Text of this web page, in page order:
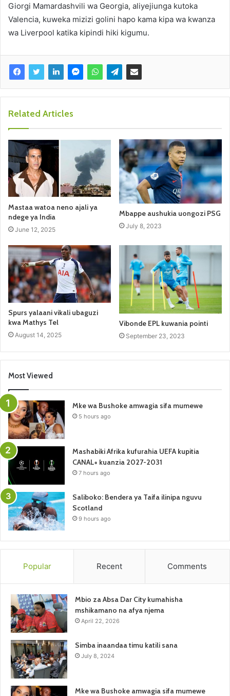
Giorgi Mamardashvili wa Georgia, aliyejiunga kutoka
Valencia, kuweka mizizi golini hapo kama kipa wa kwanza
wa Liverpool katika kipindi hiki kigumu.
Related Articles
Mastaa watoa neno ajali ya
ndege ya India
June 12, 2025
Mbappe aushukia uongozi PSG
July 8, 2023
Spurs yalaani vikali ubaguzi
kwa Mathys Tel
August 14, 2025
Vibonde EPL kuwania pointi
September 23, 2023
Most Viewed
Mke wa Bushoke amwagia sifa mumewe
5 hours ago
Mashabiki Afrika kufurahia UEFA kupitia
CANAL+ kuanzia 2027-2031
7 hours ago
Saliboko: Bendera ya Taifa ilinipa nguvu
Scotland
9 hours ago
Popular Recent Comments
Mbio za Absa Dar City kumahisha
mshikamano na afya njema
April 22, 2026
Simba inaandaa timu katili sana
July 8, 2024
Mke wa Bushoke amwagia sifa mumewe